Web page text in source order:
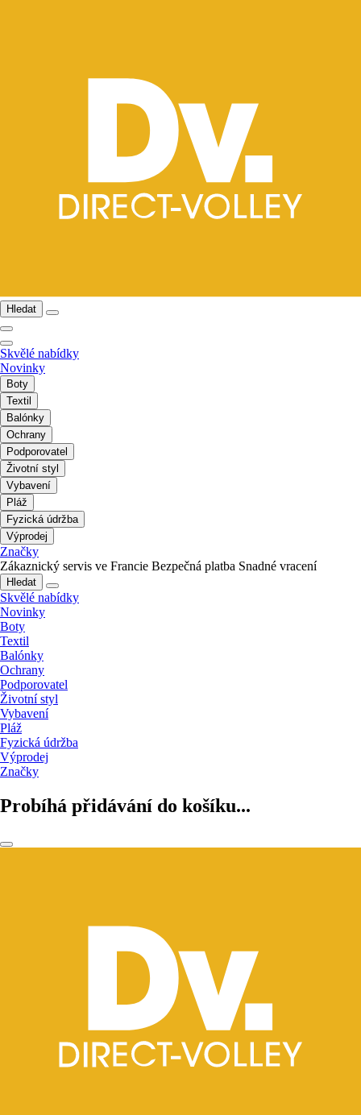
Hledat
Skvělé nabídky
Novinky
Boty
Textil
Balónky
Ochrany
Podporovatel
Životní styl
Vybavení
Pláž
Fyzická údržba
Výprodej
Značky
Zákaznický servis ve Francie Bezpečná platba Snadné vracení
Hledat
Skvělé nabídky
Novinky
Boty
Textil
Balónky
Ochrany
Podporovatel
Životní styl
Vybavení
Pláž
Fyzická údržba
Výprodej
Značky
Probíhá přidávání do košíku...